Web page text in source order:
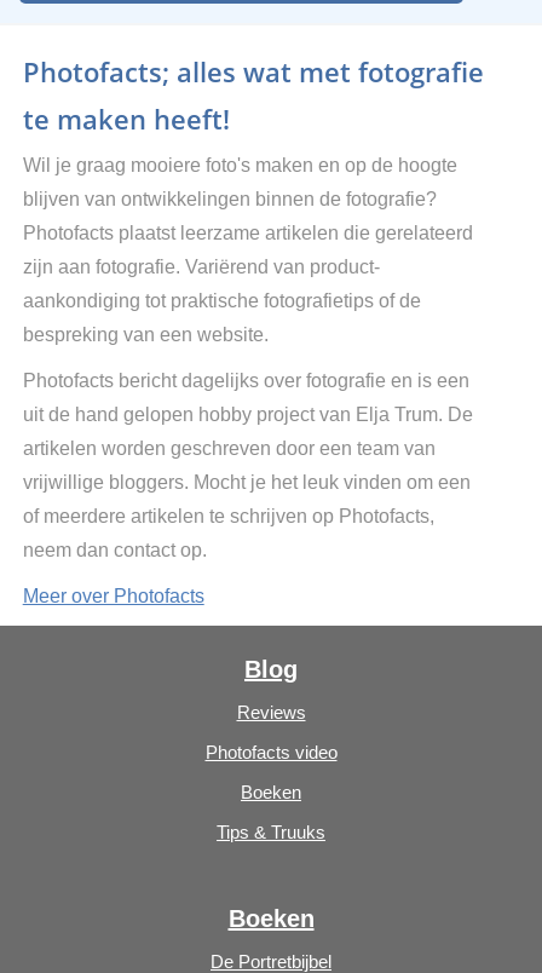
Photofacts; alles wat met fotografie
te maken heeft!
Wil je graag mooiere foto's maken en op de hoogte
blijven van ontwikkelingen binnen de fotografie?
Photofacts plaatst leerzame artikelen die gerelateerd
zijn aan fotografie. Variërend van product-
aankondiging tot praktische fotografietips of de
bespreking van een website.
Photofacts bericht dagelijks over fotografie en is een
uit de hand gelopen hobby project van Elja Trum. De
artikelen worden geschreven door een team van
vrijwillige bloggers. Mocht je het leuk vinden om een
of meerdere artikelen te schrijven op Photofacts,
neem dan contact op.
Meer over Photofacts
Blog
Reviews
Photofacts video
Boeken
Tips & Truuks
Boeken
De Portretbijbel